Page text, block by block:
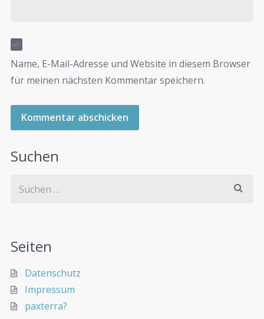
Name, E-Mail-Adresse und Website in diesem Browser
für meinen nächsten Kommentar speichern.
Suchen
Seiten
Datenschutz
Impressum
paxterra?